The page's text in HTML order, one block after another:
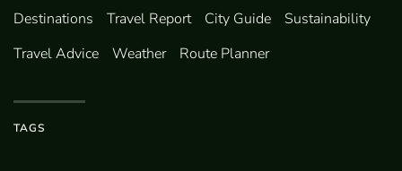
Destinations Travel Report City Guide
Sustainability
Travel Advice
Weather Route Planner
TAGS